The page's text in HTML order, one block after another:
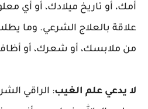
أمك، أو تاريخ ميلادك، أو أي
علاقة بالعلاج الشرعي. وما
من ملابسك، أو شعرك، أو
لا يدعي علم الغيب: الراقي